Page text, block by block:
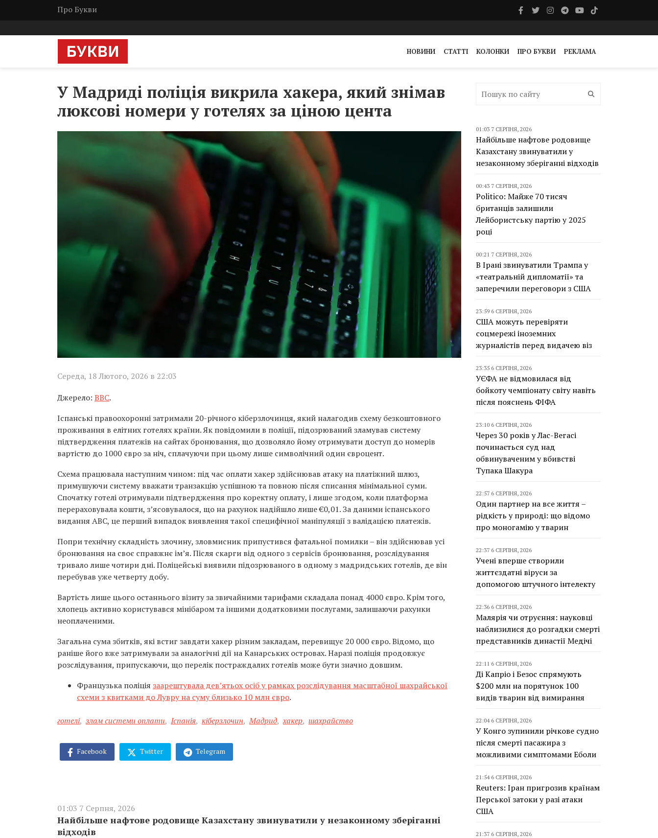
Про Букви
НОВИНИ СТАТТІ КОЛОНКИ ПРО БУКВИ РЕКЛАМА
У Мадриді поліція викрила хакера, який знімав
люксові номери у готелях за ціною цента
Середа, 18 Лютого, 2026 в 22:03
Джерело: BBC.
Іспанські правоохоронні затримали 20-річного кіберзлочинця, який налагодив схему безкоштовного
проживання в елітних готелях країни. Як повідомили в поліції, підозрюваний зламував систему
підтвердження платежів на сайтах бронювання, що дозволяло йому отримувати доступ до номерів
вартістю до 1000 євро за ніч, сплачуючи при цьому лише символічний один євроцент.
Схема працювала наступним чином: під час оплати хакер здійснював атаку на платіжний шлюз,
примушуючи систему вважати транзакцію успішною та повною після списання мінімальної суми.
Спочатку готелі отримували підтвердження про коректну оплату, і лише згодом, коли платформа
перераховувала кошти, з’ясовувалося, що на рахунок надійшло лише €0,01. За даними іспанського
видання ABC, це перший випадок виявлення такої специфічної маніпуляції з валідацією платежів.
Попри технічну складність злочину, зловмисник припустився фатальної помилки – він здійснював усі
бронювання на своє справжнє ім’я. Після скарги від одного з сервісів бронювання, розслідування
тривало лише чотири дні. Поліцейські виявили підозрюваного в одному з мадридських готелів, де він
перебував уже четверту добу.
Вартість лише цього останнього візиту за звичайними тарифами складала понад 4000 євро. Крім того,
хлопець активно користувався мінібаром та іншими додатковими послугами, залишаючи рахунки
неоплаченими.
Загальна сума збитків, які встиг завдати хакер різним закладам, перевищує 20 000 євро. Відомо, що
раніше його вже затримували за аналогічні дії на Канарських островах. Наразі поліція продовжує
розслідування, припускаючи, що перелік постраждалих готелів може бути значно довшим.
Французька поліція заарештувала дев’ятьох осіб у рамках розслідування масштабної шахрайської
схеми з квитками до Лувру на суму близько 10 млн євро.
готелі, злам системи оплати, Іспанія, кіберзлочин, Мадрид, хакер, шахрайство
Facebook Twitter Telegram
01:03 7 Серпня, 2026
Найбільше нафтове родовище Казахстану звинуватили у незаконному зберіганні
відходів
01:03 7 СЕРПНЯ, 2026
Найбільше нафтове родовище
Казахстану звинуватили у
незаконному зберіганні відходів
00:43 7 СЕРПНЯ, 2026
Politico: Майже 70 тисяч
британців залишили
Лейбористську партію у 2025
році
00:21 7 СЕРПНЯ, 2026
В Ірані звинуватили Трампа у
«театральній дипломатії» та
заперечили переговори з США
23:59 6 СЕРПНЯ, 2026
США можуть перевіряти
соцмережі іноземних
журналістів перед видачею віз
23:35 6 СЕРПНЯ, 2026
УЄФА не відмовилася від
бойкоту чемпіонату світу навіть
після пояснень ФІФА
23:10 6 СЕРПНЯ, 2026
Через 30 років у Лас-Вегасі
починається суд над
обвинуваченим у вбивстві
Тупака Шакура
22:57 6 СЕРПНЯ, 2026
Один партнер на все життя –
рідкість у природі: що відомо
про моногамію у тварин
22:37 6 СЕРПНЯ, 2026
Учені вперше створили
життєздатні віруси за
допомогою штучного інтелекту
22:36 6 СЕРПНЯ, 2026
Малярія чи отруєння: науковці
наблизилися до розгадки смерті
представників династії Медічі
22:11 6 СЕРПНЯ, 2026
Ді Капріо і Безос спрямують
$200 млн на порятунок 100
видів тварин від вимирання
22:04 6 СЕРПНЯ, 2026
У Конго зупинили річкове судно
після смерті пасажира з
можливими симптомами Еболи
21:54 6 СЕРПНЯ, 2026
Reuters: Іран пригрозив країнам
Перської затоки у разі атаки
США
21:37 6 СЕРПНЯ, 2026